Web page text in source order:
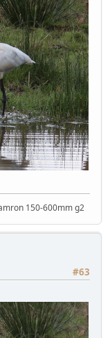
150-600mm g2
#63